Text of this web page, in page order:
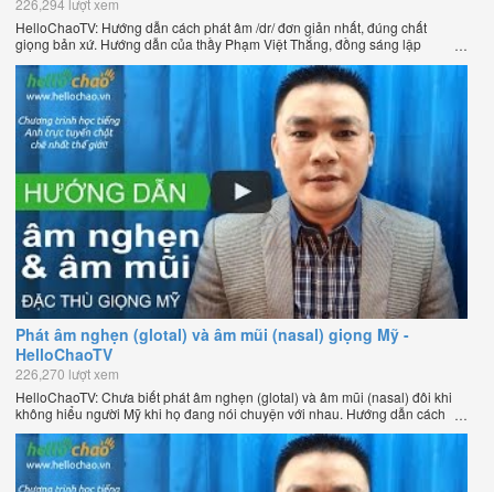
226,294 lượt xem
HelloChaoTV: Hướng dẫn cách phát âm /dr/ đơn giản nhất, đúng chất
giọng bản xứ. Hướng dẫn của thầy Phạm Việt Thắng, đồng sáng lập
HelloChao.vn - Chương trình dạy tiếng Anh trực tuyến chặt chẽ nhất thế
giới.
Phát âm nghẹn (glotal) và âm mũi (nasal) giọng Mỹ -
HelloChaoTV
226,270 lượt xem
HelloChaoTV: Chưa biết phát âm nghẹn (glotal) và âm mũi (nasal) đôi khi
không hiểu người Mỹ khi họ đang nói chuyện với nhau. Hướng dẫn cách
phát âm tiếng Anh giọng Mỹ theo phương pháp đọc tách ghép âm đặc biệt
của thầy Phạm Việt Thắng, đồng sáng lập HelloChao.vn - Chương trình
dạy tiếng Anh trực tuyến chặt chẽ nhất thế giới.